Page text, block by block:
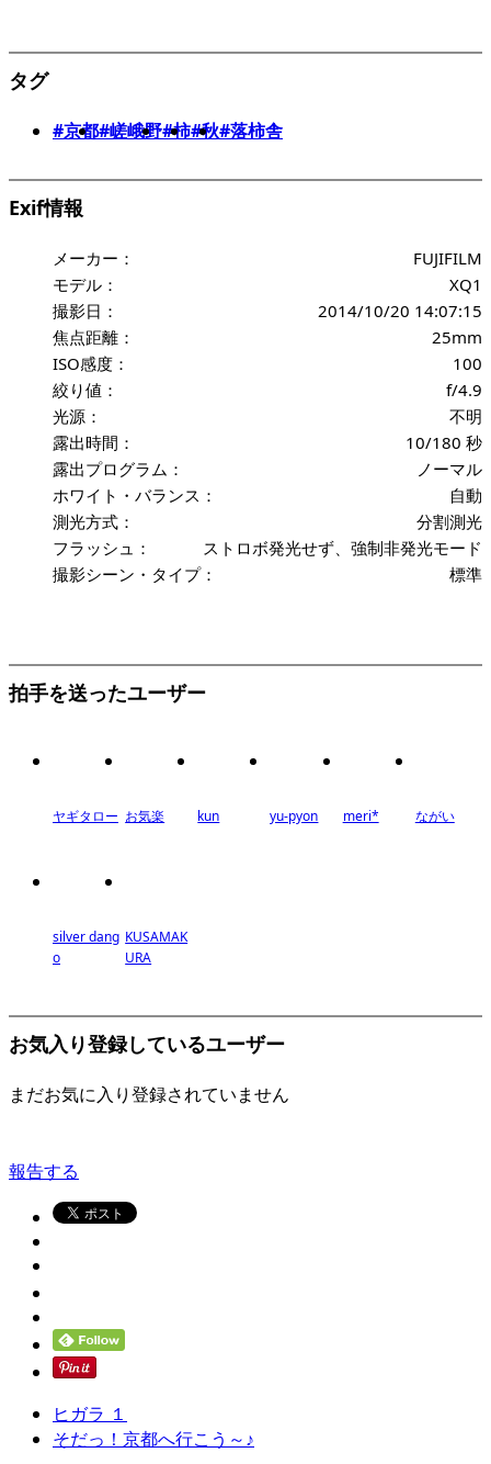
タグ
#京都#嵯峨野#柿#秋#落柿舎
Exif情報
メーカー：
FUJIFILM
モデル：
XQ1
撮影日：
2014/10/20 14:07:15
焦点距離：
25mm
ISO感度：
100
絞り値：
f/4.9
光源：
不明
露出時間：
10/180 秒
露出プログラム：
ノーマル
ホワイト・バランス：
自動
測光方式：
分割測光
フラッシュ：
ストロボ発光せず、強制非発光モード
撮影シーン・タイプ：
標準
拍手を送ったユーザー
ヤギタロー お気楽 kun yu-pyon meri* ながい
silver dang
o
KUSAMAK
URA
お気入り登録しているユーザー
まだお気に入り登録されていません
報告する
ヒガラ １
そだっ！京都へ行こう～♪